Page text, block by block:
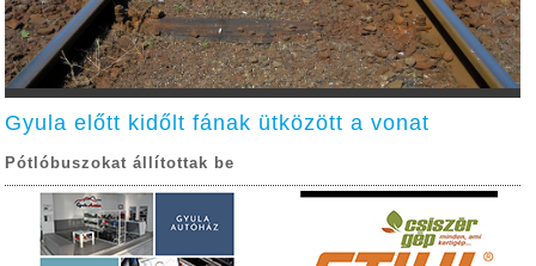
Gyula előtt kidőlt fának ütközött a vonat
Pótlóbuszokat állítottak be